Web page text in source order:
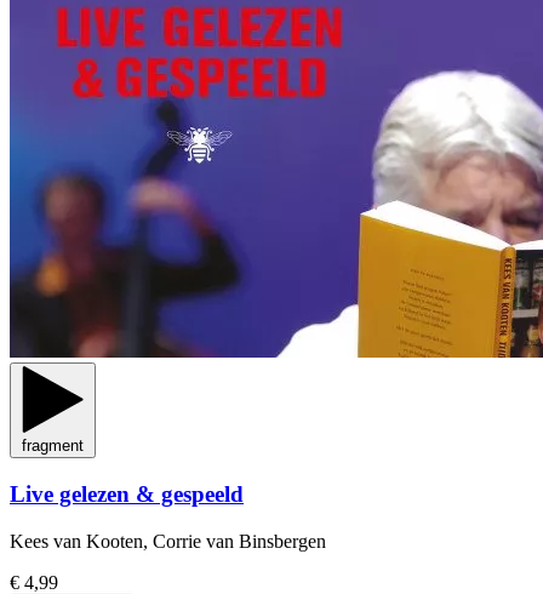
fragment
Live gelezen & gespeeld
Kees van Kooten, Corrie van Binsbergen
€ 4,99